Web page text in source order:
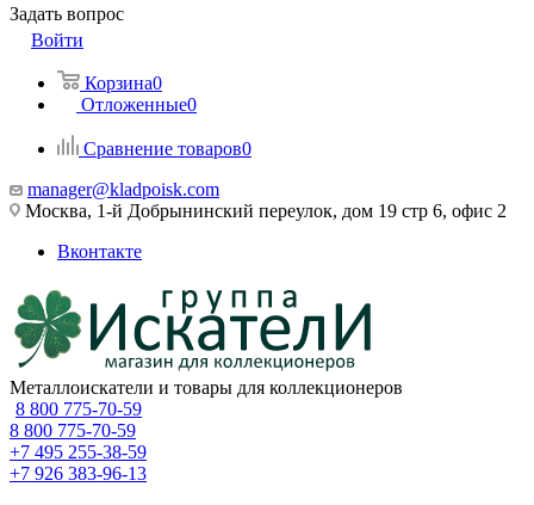
Задать вопрос
Войти
Корзина0
Отложенные0
Сравнение товаров0
manager@kladpoisk.com
Москва, 1-й Добрынинский переулок, дом 19 стр 6, офис 2
Вконтакте
Металлоискатели и товары для коллекционеров
8 800 775-70-59
8 800 775-70-59
+7 495 255-38-59
+7 926 383-96-13